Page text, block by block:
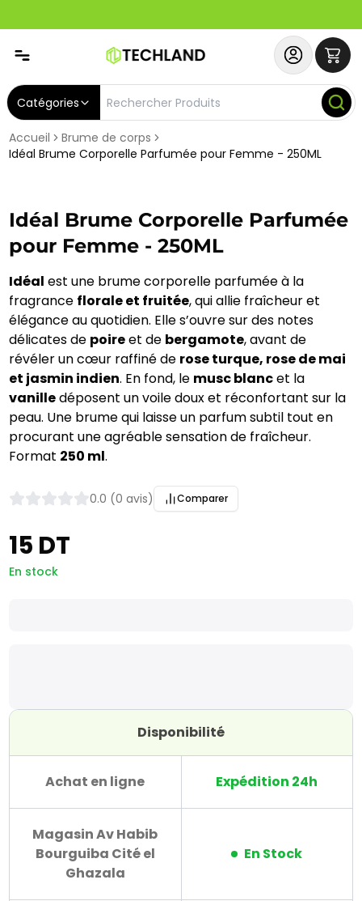
Catégories
Accueil
Brume de corps
Idéal Brume Corporelle Parfumée pour Femme - 250ML
Idéal Brume Corporelle Parfumée
pour Femme - 250ML
Idéal est une brume corporelle parfumée à la
fragrance florale et fruitée, qui allie fraîcheur et
élégance au quotidien. Elle s’ouvre sur des notes
délicates de poireet de bergamote, avant de
révéler un cœur raffiné de rose turque, rose de mai
et jasmin indien. En fond, le musc blancet la
vanilledéposent un voile doux et réconfortant sur la
peau. Une brume qui laisse un parfum subtil tout en
procurant une agréable sensation de fraîcheur.
Format 250 ml.
0.0 (0 avis) Comparer
15 DT
En stock
Disponibilité
Achat en ligne Expédition 24h
Magasin Av Habib
Bourguiba Cité el
Ghazala
En Stock